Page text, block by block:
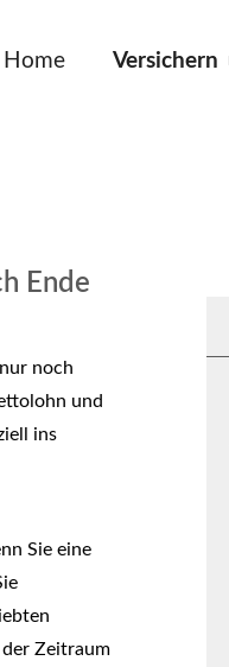
Home Versichern
Ende
noch
und
ins
Sie eine
der Zeitraum